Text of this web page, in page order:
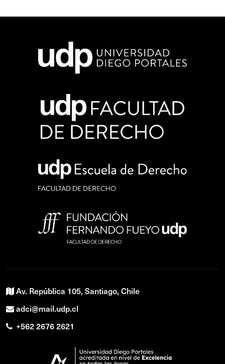
Av. República 105, Santiago, Chile
adci@mail.udp.cl
+562 2676 2621